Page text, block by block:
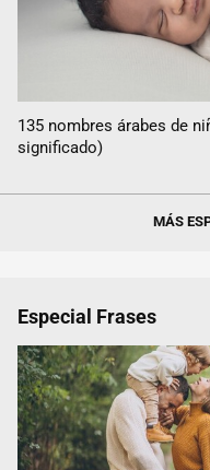
135 nombres árabes de
significado)
MÁS
Especial Frases